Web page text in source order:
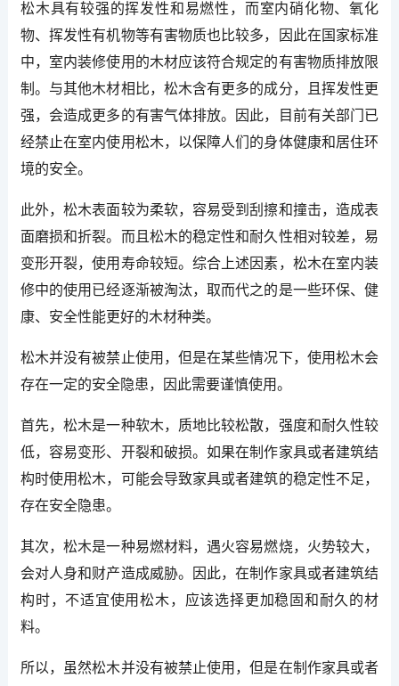
松木具有较强的挥发性和易燃性，而室内硝化物、氧化
物、挥发性有机物等有害物质也比较多，因此在国家标准
中，室内装修使用的木材应该符合规定的有害物质排放限
制。与其他木材相比，松木含有更多的成分，且挥发性更
强，会造成更多的有害气体排放。因此，目前有关部门已
经禁止在室内使用松木，以保障人们的身体健康和居住环
境的安全。
此外，松木表面较为柔软，容易受到刮擦和撞击，造成表
面磨损和折裂。而且松木的稳定性和耐久性相对较差，易
变形开裂，使用寿命较短。综合上述因素，松木在室内装
修中的使用已经逐渐被淘汰，取而代之的是一些环保、健
康、安全性能更好的木材种类。
松木并没有被禁止使用，但是在某些情况下，使用松木会
存在一定的安全隐患，因此需要谨慎使用。
首先，松木是一种软木，质地比较松散，强度和耐久性较
低，容易变形、开裂和破损。如果在制作家具或者建筑结
构时使用松木，可能会导致家具或者建筑的稳定性不足，
存在安全隐患。
其次，松木是一种易燃材料，遇火容易燃烧，火势较大，
会对人身和财产造成威胁。因此，在制作家具或者建筑结
构时，不适宜使用松木，应该选择更加稳固和耐久的材
料。
所以，虽然松木并没有被禁止使用，但是在制作家具或者